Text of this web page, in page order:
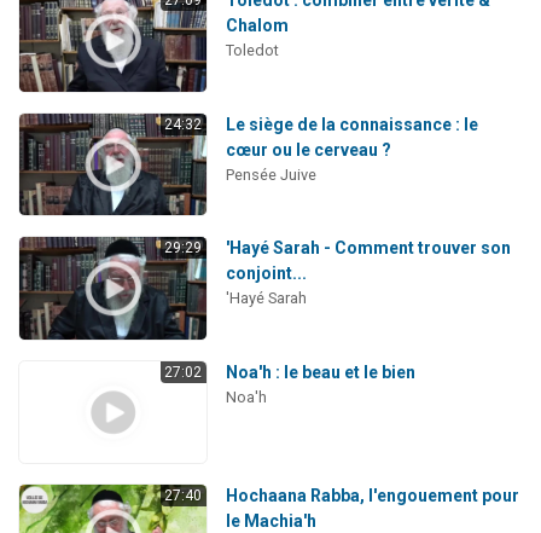
Chalom
Toledot
24:32
Le siège de la connaissance : le
cœur ou le cerveau ?
Pensée Juive
29:29
'Hayé Sarah - Comment trouver son
conjoint...
'Hayé Sarah
27:02 Noa'h : le beau et le bien
Noa'h
27:40
Hochaana Rabba, l'engouement pour
le Machia'h